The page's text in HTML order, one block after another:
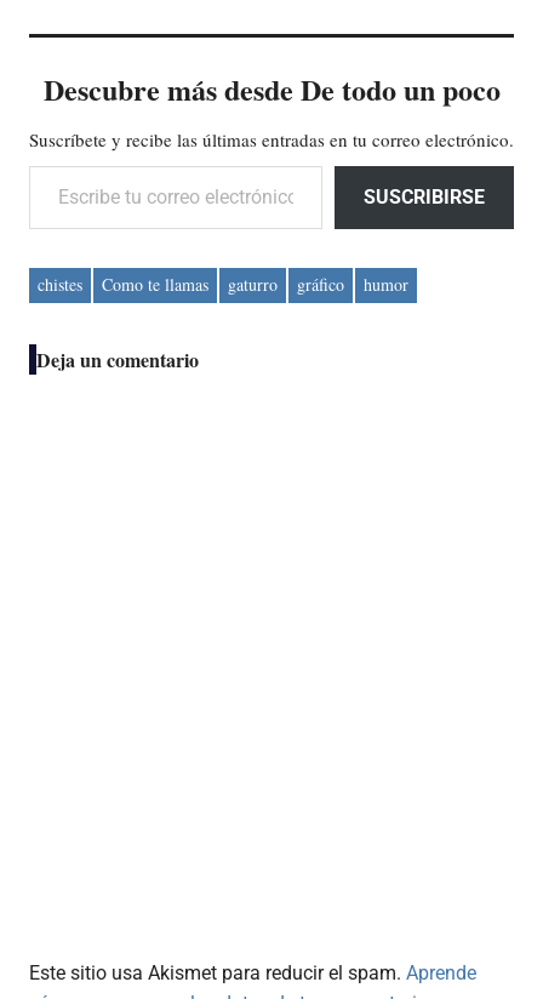
Descubre más desde De todo un poco
Suscríbete y recibe las últimas entradas en tu correo electrónico.
Escribe tu correo electrónico…
SUSCRIBIRSE
chistes Como te llamas gaturro gráfico humor
Deja un comentario
Este sitio usa Akismet para reducir el spam. Aprende